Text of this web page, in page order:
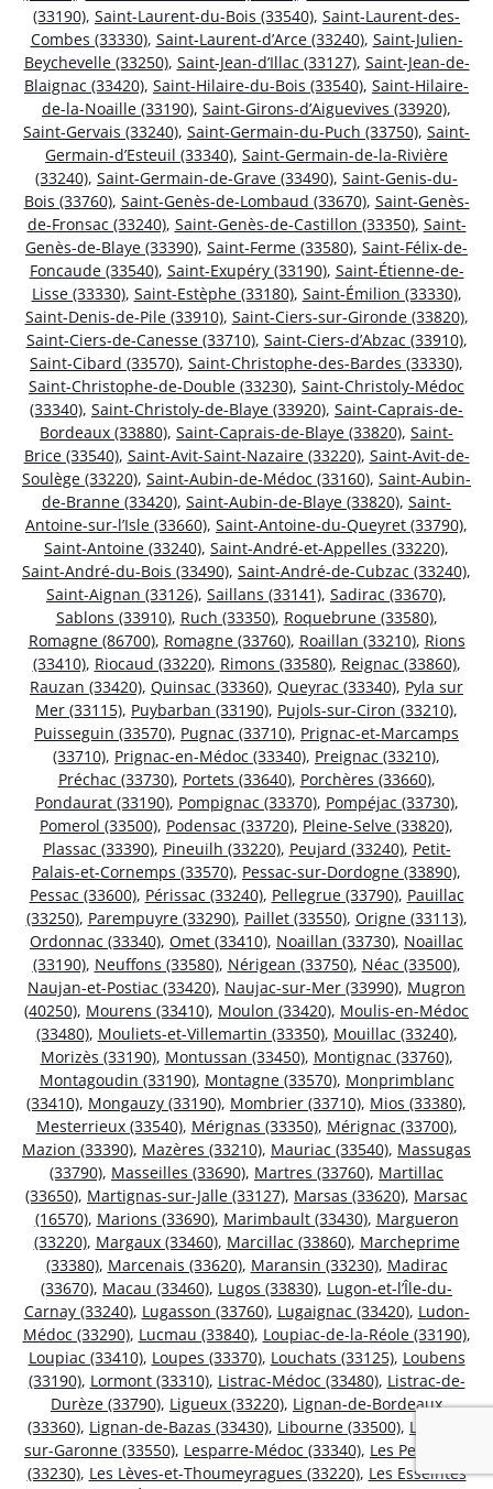
(33190), Saint-Laurent-du-Bois (33540), Saint-Laurent-des-
Combes (33330), Saint-Laurent-d’Arce (33240), Saint-Julien-
Beychevelle (33250), Saint-Jean-d’Illac (33127), Saint-Jean-de-
Blaignac (33420), Saint-Hilaire-du-Bois (33540), Saint-Hilaire-
de-la-Noaille (33190), Saint-Girons-d’Aiguevives (33920),
Saint-Gervais (33240), Saint-Germain-du-Puch (33750), Saint-
Germain-d’Esteuil (33340), Saint-Germain-de-la-Rivière
(33240), Saint-Germain-de-Grave (33490), Saint-Genis-du-
Bois (33760), Saint-Genès-de-Lombaud (33670), Saint-Genès-
de-Fronsac (33240), Saint-Genès-de-Castillon (33350), Saint-
Genès-de-Blaye (33390), Saint-Ferme (33580), Saint-Félix-de-
Foncaude (33540), Saint-Exupéry (33190), Saint-Étienne-de-
Lisse (33330), Saint-Estèphe (33180), Saint-Émilion (33330),
Saint-Denis-de-Pile (33910), Saint-Ciers-sur-Gironde (33820),
Saint-Ciers-de-Canesse (33710), Saint-Ciers-d’Abzac (33910),
Saint-Cibard (33570), Saint-Christophe-des-Bardes (33330),
Saint-Christophe-de-Double (33230), Saint-Christoly-Médoc
(33340), Saint-Christoly-de-Blaye (33920), Saint-Caprais-de-
Bordeaux (33880), Saint-Caprais-de-Blaye (33820), Saint-
Brice (33540), Saint-Avit-Saint-Nazaire (33220), Saint-Avit-de-
Soulège (33220), Saint-Aubin-de-Médoc (33160), Saint-Aubin-
de-Branne (33420), Saint-Aubin-de-Blaye (33820), Saint-
Antoine-sur-l’Isle (33660), Saint-Antoine-du-Queyret (33790),
Saint-Antoine (33240), Saint-André-et-Appelles (33220),
Saint-André-du-Bois (33490), Saint-André-de-Cubzac (33240),
Saint-Aignan (33126), Saillans (33141), Sadirac (33670),
Sablons (33910), Ruch (33350), Roquebrune (33580),
Romagne (86700), Romagne (33760), Roaillan (33210), Rions
(33410), Riocaud (33220), Rimons (33580), Reignac (33860),
Rauzan (33420), Quinsac (33360), Queyrac (33340), Pyla sur
Mer (33115), Puybarban (33190), Pujols-sur-Ciron (33210),
Puisseguin (33570), Pugnac (33710), Prignac-et-Marcamps
(33710), Prignac-en-Médoc (33340), Preignac (33210),
Préchac (33730), Portets (33640), Porchères (33660),
Pondaurat (33190), Pompignac (33370), Pompéjac (33730),
Pomerol (33500), Podensac (33720), Pleine-Selve (33820),
Plassac (33390), Pineuilh (33220), Peujard (33240), Petit-
Palais-et-Cornemps (33570), Pessac-sur-Dordogne (33890),
Pessac (33600), Périssac (33240), Pellegrue (33790), Pauillac
(33250), Parempuyre (33290), Paillet (33550), Origne (33113),
Ordonnac (33340), Omet (33410), Noaillan (33730), Noaillac
(33190), Neuffons (33580), Nérigean (33750), Néac (33500),
Naujan-et-Postiac (33420), Naujac-sur-Mer (33990), Mugron
(40250), Mourens (33410), Moulon (33420), Moulis-en-Médoc
(33480), Mouliets-et-Villemartin (33350), Mouillac (33240),
Morizès (33190), Montussan (33450), Montignac (33760),
Montagoudin (33190), Montagne (33570), Monprimblanc
(33410), Mongauzy (33190), Mombrier (33710), Mios (33380),
Mesterrieux (33540), Mérignas (33350), Mérignac (33700),
Mazion (33390), Mazères (33210), Mauriac (33540), Massugas
(33790), Masseilles (33690), Martres (33760), Martillac
(33650), Martignas-sur-Jalle (33127), Marsas (33620), Marsac
(16570), Marions (33690), Marimbault (33430), Margueron
(33220), Margaux (33460), Marcillac (33860), Marcheprime
(33380), Marcenais (33620), Maransin (33230), Madirac
(33670), Macau (33460), Lugos (33830), Lugon-et-l’Île-du-
Carnay (33240), Lugasson (33760), Lugaignac (33420), Ludon-
Médoc (33290), Lucmau (33840), Loupiac-de-la-Réole (33190),
Loupiac (33410), Loupes (33370), Louchats (33125), Loubens
(33190), Lormont (33310), Listrac-Médoc (33480), Listrac-de-
Durèze (33790), Ligueux (33220), Lignan-de-Bordeaux
(33360), Lignan-de-Bazas (33430), Libourne (33500), Lestiac-
sur-Garonne (33550), Lesparre-Médoc (33340), Les Peintures
(33230), Les Lèves-et-Thoumeyragues (33220), Les Esseintes